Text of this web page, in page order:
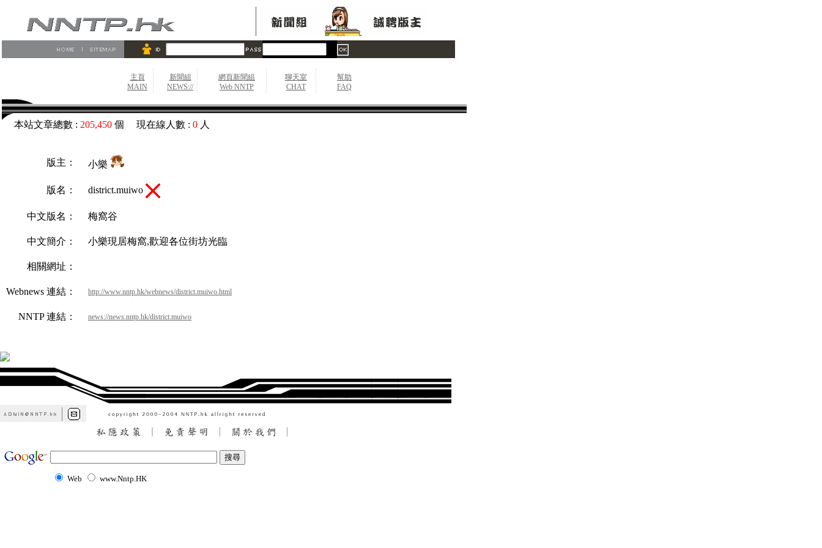
主頁
MAIN
新聞組
NEWS://
網頁新聞組
Web NNTP
聊天室
CHAT
幫助
FAQ
本站文章總數 : 205,450 個 現在線人數 : 0 人
版主： 小樂
版名： district.muiwo
中文版名： 梅窩谷
中文簡介： 小樂現居梅窩,歡迎各位街坊光臨
相關網址：
Webnews 連結： http://www.nntp.hk/webnews/district.muiwo.html
NNTP 連結： news://news.nntp.hk/district.muiwo
Web www.Nntp.HK